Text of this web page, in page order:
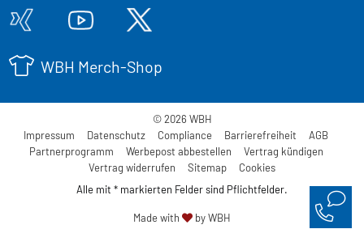
WBH Merch-Shop
© 2026 WBH
Impressum
Datenschutz Compliance Barrierefreiheit
AGB
Partnerprogramm
Werbepost abbestellen
Vertrag kündigen
Vertrag widerrufen
Sitemap
Cookies
Alle mit * markierten Felder sind Pflichtfelder.
Made with by WBH